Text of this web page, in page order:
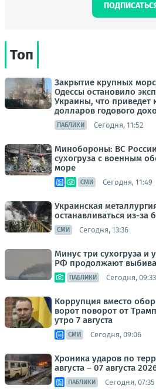
Топ
Закрытие крупных
Одессы остановило
Украины, что приведет
долларов годового
ПАБЛИКИ Сегодня, 11:52
Минобороны: ВС
сухогруза с военным
море
СМИ Сегодня, 11:49
Украинская
останавливаться из-за
СМИ Сегодня, 13:36
Минус три сухогруза и
РФ продолжают
ПАБЛИКИ Сегодня, 09:33
Коррупция вместо
ворот поворот от
утро 7 августа
СМИ Сегодня, 09:06
Хроника ударов по
августа – 07 августа
ПАБЛИКИ Сегодня, 07:35